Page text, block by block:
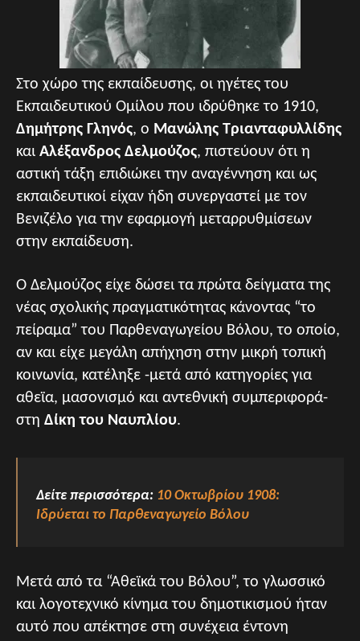
Στο χώρο της εκπαίδευσης, οι ηγέτες του
Εκπαιδευτικού Ομίλου που ιδρύθηκε το 1910,
Δημήτρης Γληνός, ο Μανώλης Τριανταφυλλίδης
και Αλέξανδρος Δελμούζος, πιστεύουν ότι η
αστική τάξη επιδιώκει την αναγέννηση και ως
εκπαιδευτικοί είχαν ήδη συνεργαστεί με τον
Βενιζέλο για την εφαρμογή μεταρρυθμίσεων
στην εκπαίδευση.
Ο Δελμούζος είχε δώσει τα πρώτα δείγματα της
νέας σχολικής πραγματικότητας κάνοντας “το
πείραμα” του Παρθεναγωγείου Βόλου, το οποίο,
αν και είχε μεγάλη απήχηση στην μικρή τοπική
κοινωνία, κατέληξε -μετά από κατηγορίες για
αθεϊα, μασονισμό και αντεθνική συμπεριφορά-
στη Δίκη του Ναυπλίου.
Δείτε περισσότερα: 10 Οκτωβρίου 1908:
Ιδρύεται το Παρθεναγωγείο Βόλου
Μετά από τα “Αθεϊκά του Βόλου”, το γλωσσικό
και λογοτεχνικό κίνημα του δημοτικισμού ήταν
αυτό που απέκτησε στη συνέχεια έντονη